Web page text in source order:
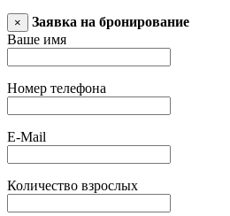
×
Заявка на бронирование
Ваше имя
Номер телефона
E-Mail
Количество взрослых